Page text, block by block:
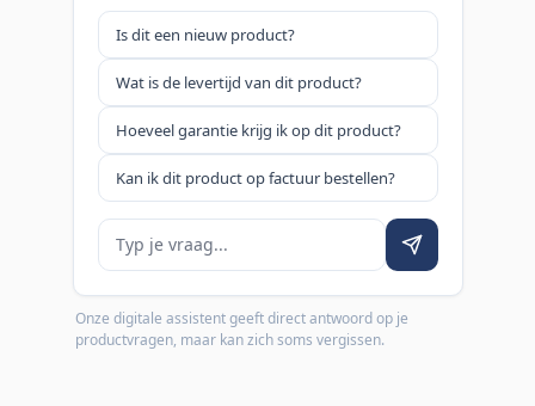
Is dit een nieuw product?
Wat is de levertijd van dit product?
Hoeveel garantie krijg ik op dit product?
Kan ik dit product op factuur bestellen?
Je vraag
Onze digitale assistent geeft direct antwoord op je
productvragen, maar kan zich soms vergissen.